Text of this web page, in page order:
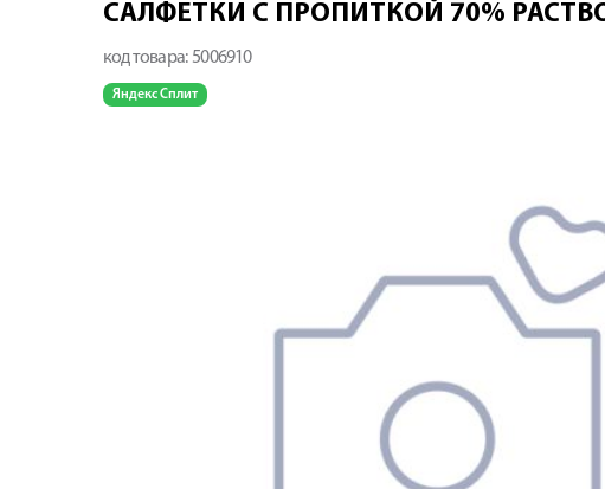
САЛФЕТКИ С ПРОПИТКОЙ 70%
код товара: 5006910
Яндекс Сплит